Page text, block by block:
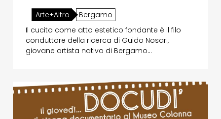
Arte+Altro
Bergamo
Il cucito come atto estetico fondante è il filo
conduttore della ricerca di Guido Nosari,
giovane artista nativo di Bergamo…